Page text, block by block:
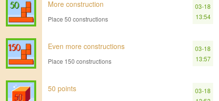
More construction
Place 50 constructions
03-18
13:54
Even more constructions
Place 150 constructions
03-18
13:57
50 points
03-18